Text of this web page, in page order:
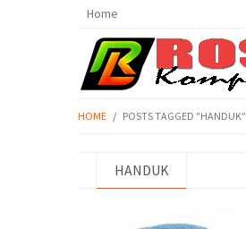
Home
HOME / POSTS TAGGED "HANDUK"
HANDUK